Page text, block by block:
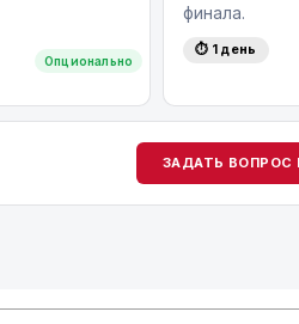
Опционально
финала.
⏱ 1 день
ЗАДАТЬ ВОПРОС